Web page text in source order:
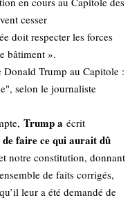
cesser
doit respecter les forces
bâtiment ».
Trump a écrit
de faire ce qui aurait dû
notre constitution, donnant
de faits corrigés,
leur a été demandé de